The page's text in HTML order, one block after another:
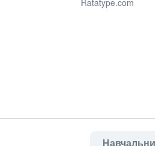
Ratatype.com